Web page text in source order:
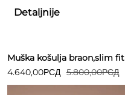
Detaljnije
Muška košulja braon,slim fit
5.800,00РСД
4.640,00РСД